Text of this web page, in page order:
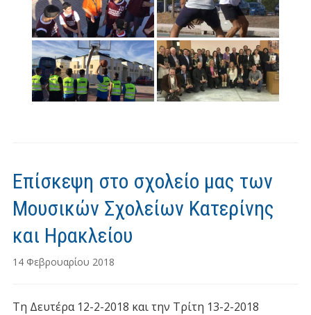
Επίσκεψη στο σχολείο μας των
Μουσικών Σχολείων Κατερίνης
και Ηρακλείου
14 Φεβρουαρίου 2018
Τη Δευτέρα 12-2-2018 και την Τρίτη 13-2-2018